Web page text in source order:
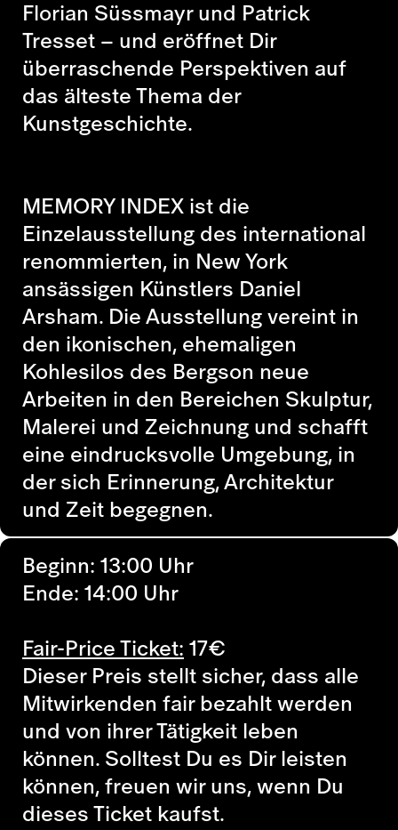
Florian Süssmayr und Patrick
Tresset – und eröffnet Dir
überraschende Perspektiven auf
das älteste Thema der
Kunstgeschichte.
MEMORY INDEX ist die
Einzelausstellung des international
renommierten, in New York
ansässigen Künstlers Daniel
Arsham. Die Ausstellung vereint in
den ikonischen, ehemaligen
Kohlesilos des Bergson neue
Arbeiten in den Bereichen Skulptur,
Malerei und Zeichnung und schafft
eine eindrucksvolle Umgebung, in
der sich Erinnerung, Architektur
und Zeit begegnen.
Beginn: 13:00 Uhr
Ende: 14:00 Uhr
Fair-Price Ticket:17€
Dieser Preis stellt sicher, dass alle
Mitwirkenden fair bezahlt werden
und von ihrer Tätigkeit leben
können. Solltest Du es Dir leisten
können, freuen wir uns, wenn Du
dieses Ticket kaufst.